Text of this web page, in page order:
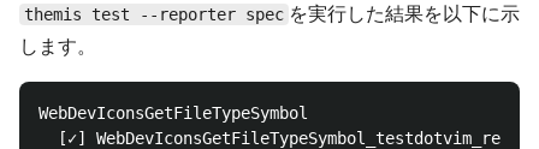
themis test --reporter spec を実行した結果を以下に示
します。
WebDevIconsGetFileTypeSymbol
[✓]